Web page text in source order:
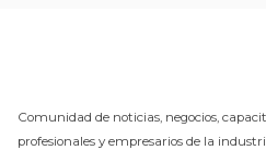
Comunidad de noticias, negocios,
profesionales y empresarios de la